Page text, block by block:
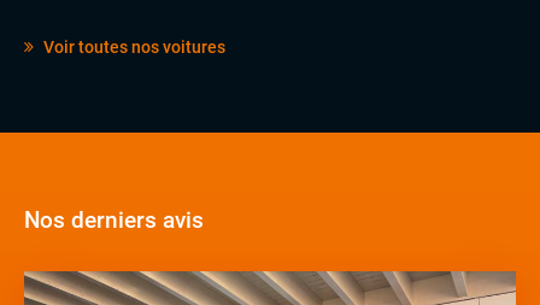
Voir toutes nos voitures
Nos derniers avis